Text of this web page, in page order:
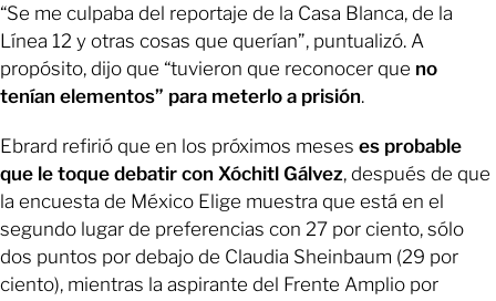
“Se me culpaba del reportaje de la Casa Blanca, de la
Línea 12 y otras cosas que querían”, puntualizó. A
propósito, dijo que “tuvieron que reconocer que no
tenían elementos” para meterlo a prisión.
Ebrard refirió que en los próximos meses es probable
que le toque debatir con Xóchitl Gálvez, después de que
la encuesta de México Elige muestra que está en el
segundo lugar de preferencias con 27 por ciento, sólo
dos puntos por debajo de Claudia Sheinbaum (29 por
ciento), mientras la aspirante del Frente Amplio por